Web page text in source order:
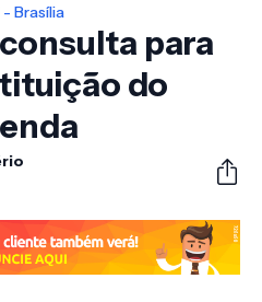
Brasília
para
do